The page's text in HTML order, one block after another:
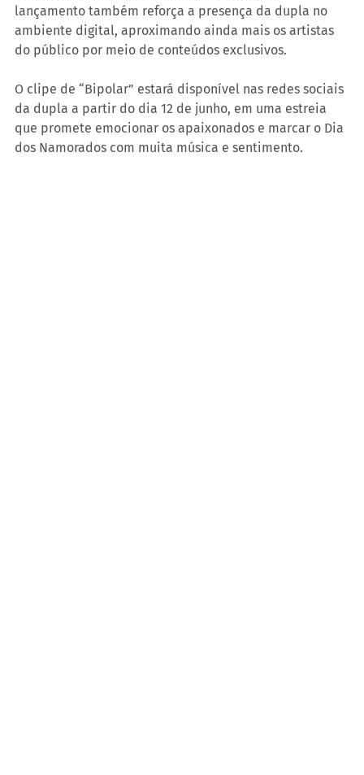
lançamento também reforça a presença da dupla no
ambiente digital, aproximando ainda mais os artistas
do público por meio de conteúdos exclusivos.
O clipe de “Bipolar” estará disponível nas redes sociais
da dupla a partir do dia 12 de junho, em uma estreia
que promete emocionar os apaixonados e marcar o Dia
dos Namorados com muita música e sentimento.